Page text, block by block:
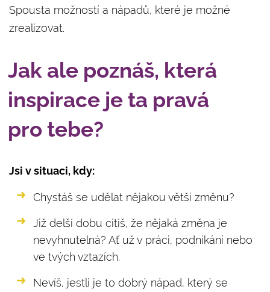
Spousta možností a nápadů, které je možné
zrealizovat.
Jak ale poznáš, která
inspirace je ta pravá
pro tebe?
Jsi v situaci, kdy:
Chystáš se udělat nějakou větší změnu?
Již delší dobu cítíš, že nějaká změna je
nevyhnutelná? Ať už v práci, podnikání nebo
ve tvých vztazích.
Nevíš, jestli je to dobrý nápad, který se